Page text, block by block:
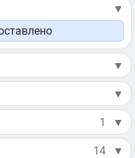
▼
▼
▼
1 ▼
14 ▼